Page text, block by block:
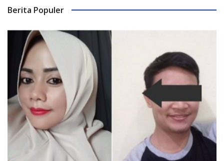
Berita Populer